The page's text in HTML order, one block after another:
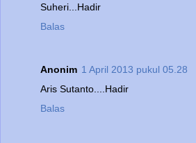
Suheri...Hadir
Balas
Anonim 1 April 2013 pukul 05.28
Aris Sutanto....Hadir
Balas